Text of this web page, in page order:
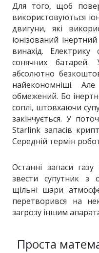
Для того, щоб
використовуються
двигуни, які
іонізований
винахід.
сонячних батарей.
абсолютно
найекономніші.
обмежений. Бо
соплі, штовхаючи
закінчується. У
Starlink запасів
Середній термін
Останні запаси
звести супутник з
щільні шари
перетворився на
загрозу іншим
Проста